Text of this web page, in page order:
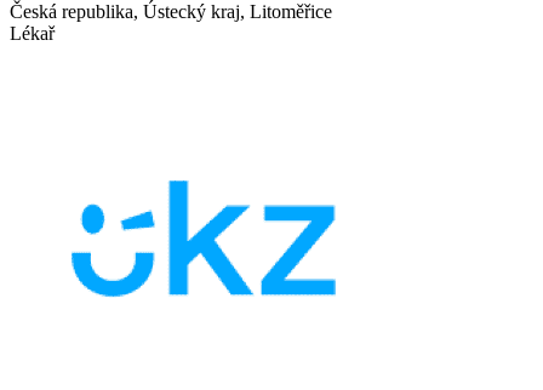
Česká republika, Ústecký kraj, Litoměřice
Lékař